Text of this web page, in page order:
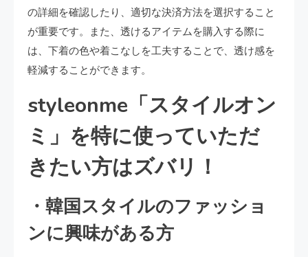
の詳細を確認したり、適切な決済方法を選択すること
が重要です。また、透けるアイテムを購入する際に
は、下着の色や着こなしを工夫することで、透け感を
軽減することができます。
styleonme「スタイルオン
ミ」を特に使っていただ
きたい方はズバリ！
・韓国スタイルのファッショ
ンに興味がある方